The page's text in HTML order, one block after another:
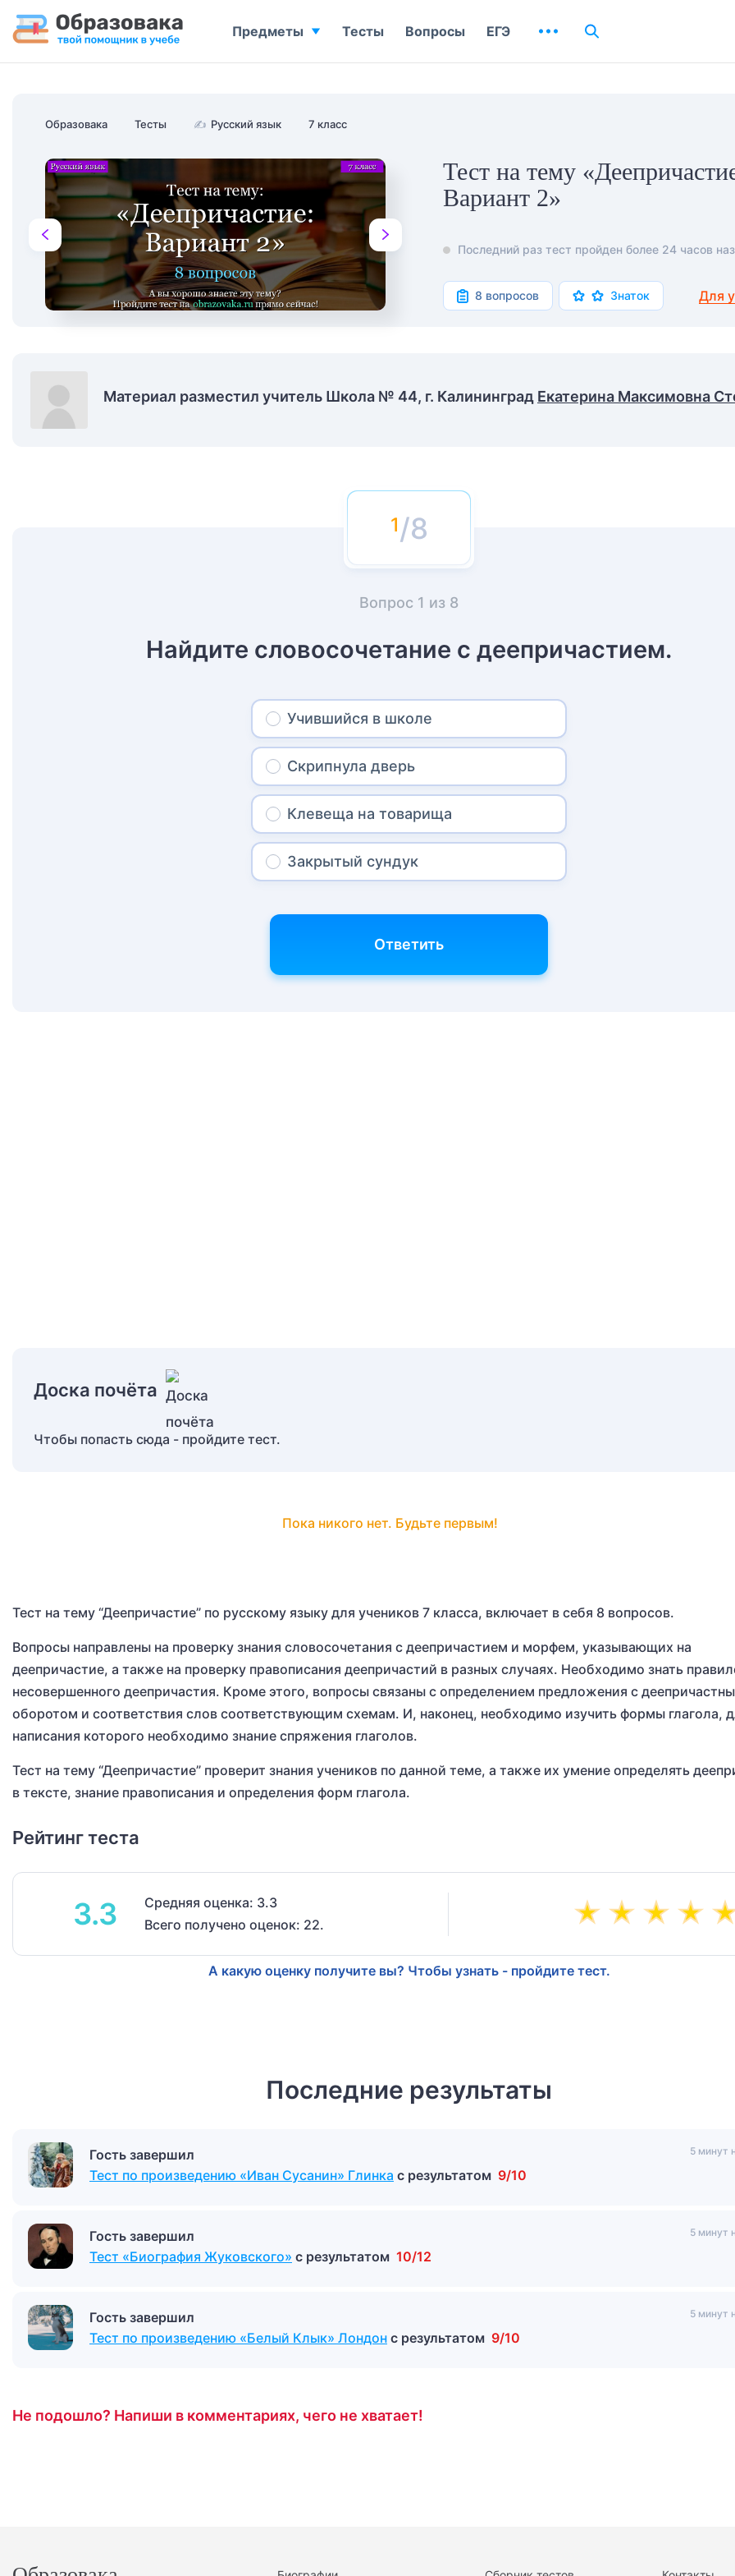
Образовака Тесты ✍ Русский язык 7 класс
Тест на тему
Вариант 2»
Последний раз тест пройден более 24 часов
8 вопросов Знаток Для
Материал разместил учитель Школа № 44, г. Калининград Екатерина Максимовна
/8
Вопрос 1 из 8
Найдите словосочетание с деепричастием.
Учившийся в школе
Скрипнула дверь
Клевеща на товарища
Закрытый сундук
Ответить
Доска почёта
Чтобы попасть сюда - пройдите тест.
Пока никого нет. Будьте первым!
Тест на тему “Деепричастие” по русскому языку для учеников 7 класса, включает в себя 8 вопросов.
Вопросы направлены на проверку знания словосочетания с деепричастием и морфем, указывающих на
деепричастие, а также на проверку правописания деепричастий в разных случаях. Необходимо знать
несовершенного деепричастия. Кроме этого, вопросы связаны с определением предложения с
оборотом и соответствия слов соответствующим схемам. И, наконец, необходимо изучить формы глагола,
написания которого необходимо знание спряжения глаголов.
Тест на тему “Деепричастие” проверит знания учеников по данной теме, а также их умение определять
в тексте, знание правописания и определения форм глагола.
Рейтинг теста
3.3
Средняя оценка: 3.3
Всего получено оценок: 22.
А какую оценку получите вы? Чтобы узнать - пройдите тест.
Последние результаты
Гость завершил
Тест по произведению «Иван Сусанин» Глинка с результатом 9/10
5 минут
Гость завершил
Тест «Биография Жуковского» с результатом 10/12
5 минут
Гость завершил
Тест по произведению «Белый Клык» Лондон с результатом 9/10
5 минут
Не подошло? Напиши в комментариях, чего не хватает!
Предметы Тесты Вопросы ЕГЭ